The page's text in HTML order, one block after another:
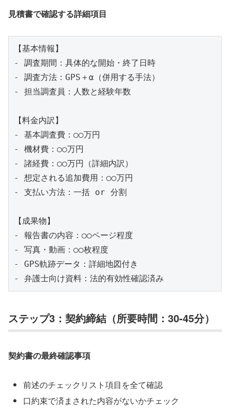
見積書で確認する詳細項目
【基本情報】
- 調査期間：具体的な開始・終了日時
- 調査方法：GPS＋α（併用する手法）
- 担当調査員：人数と経験年数
【料金内訳】
- 基本調査費：○○万円
- 機材費：○○万円
- 諸経費：○○万円（詳細内訳）
- 想定される追加費用：○○万円
- 支払い方法：一括 or 分割
【成果物】
- 報告書の内容：○○ページ程度
- 写真・動画：○○枚程度
- GPS軌跡データ：詳細地図付き
ステップ3：契約締結（所要時間：30-45分）
契約書の最終確認事項
前述のチェックリスト項目を全て確認
口約束で済まされた内容がないかチェック